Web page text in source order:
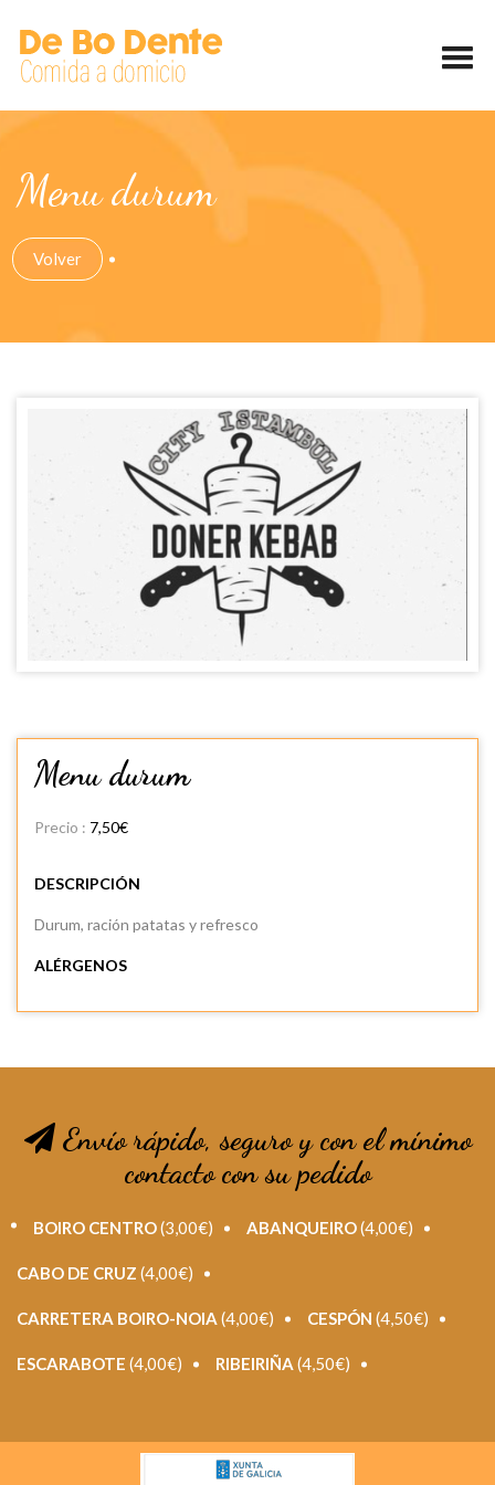
Menu durum
Volver
Menu durum
Precio : 7,50€
DESCRIPCIÓN
Durum, ración patatas y refresco
ALÉRGENOS
Envío rápido, seguro y con el mínimo
contacto con su pedido
BOIRO CENTRO(3,00€) ABANQUEIRO(4,00€)
CABO DE CRUZ (4,00€)
CARRETERA BOIRO-NOIA (4,00€) CESPÓN (4,50€)
ESCARABOTE (4,00€) RIBEIRIÑA (4,50€)